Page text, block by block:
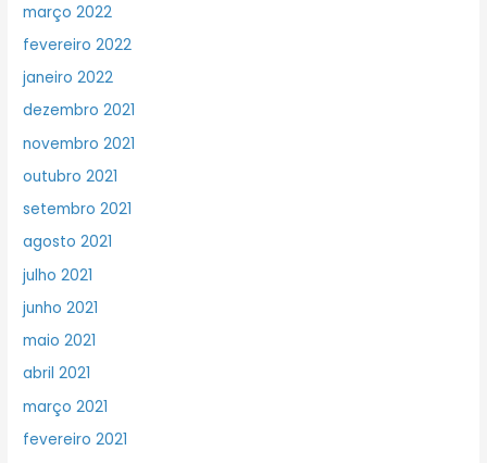
março 2022
fevereiro 2022
janeiro 2022
dezembro 2021
novembro 2021
outubro 2021
setembro 2021
agosto 2021
julho 2021
junho 2021
maio 2021
abril 2021
março 2021
fevereiro 2021